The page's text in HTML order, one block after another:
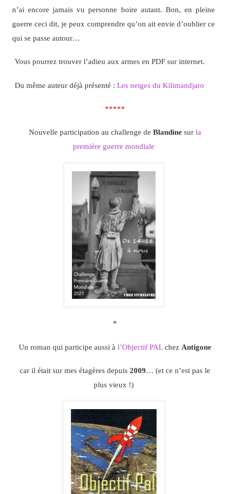
n’ai encore jamais vu personne boire autant. Bon, en pleine
guerre ceci dit, je peux comprendre qu’on ait envie d’oublier ce
qui se passe autour…
Vous pourrez trouver l’adieu aux armes en PDF sur internet.
Du même auteur déjà présenté : Les neiges du Kilimandjaro
*****
Nouvelle participation au challenge de Blandinesur la
première guerre mondiale
*
Un roman qui participe aussi à l’Objectif PALchez Antigone
car il était sur mes étagères depuis 2009… (et ce n’est pas le
plus vieux !)